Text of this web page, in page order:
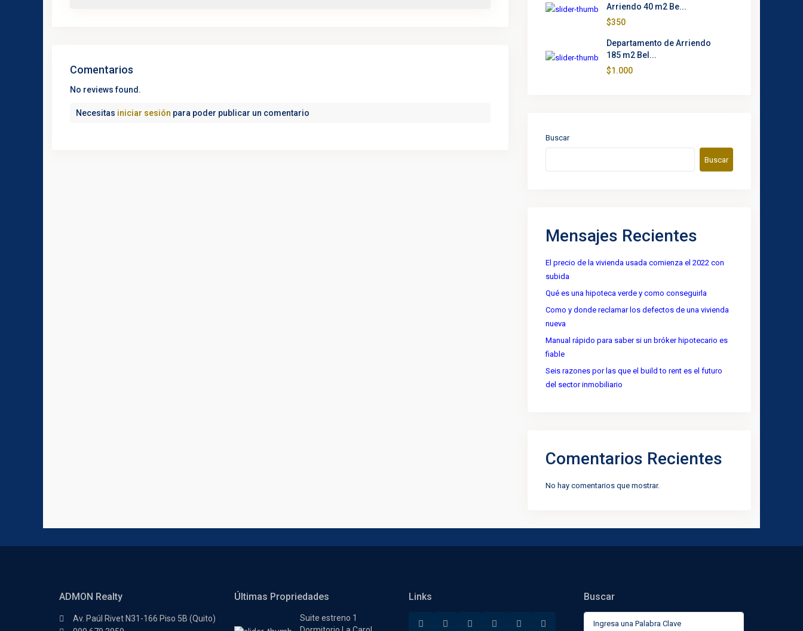
Comentarios
No reviews found.
Necesitas iniciar sesión para poder publicar un comentario
Arriendo 40 m2 Be...
$350
Departamento de Arriendo
185 m2 Bel...
$1.000
Buscar
Buscar
Mensajes Recientes
El precio de la vivienda usada comienza el 2022 con
subida
Qué es una hipoteca verde y como conseguirla
Como y donde reclamar los defectos de una vivienda
nueva
Manual rápido para saber si un bróker hipotecario es
fiable
Seis razones por las que el build to rent es el futuro
del sector inmobiliario
Comentarios Recientes
No hay comentarios que mostrar.
ADMON Realty
Av. Paúl Rivet N31-166 Piso 5B (Quito)
Últimas Propriedades
Suite estreno 1
Links Buscar